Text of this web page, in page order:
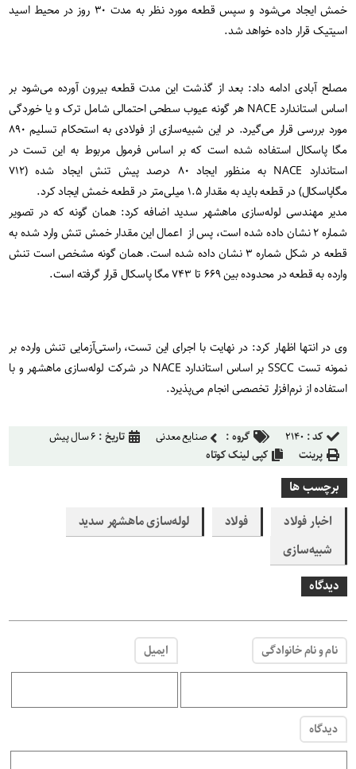
خمش ایجاد می‌شود و سپس قطعه مورد نظر به مدت ۳۰ روز در محیط اسید
اسیتیک قرار داده خواهد شد.
مصلح آبادی ادامه داد: بعد از گذشت این مدت قطعه بیرون آورده می‌شود بر
اساس استاندارد NACE هر گونه عیوب سطحی احتمالی شامل ترک و یا خوردگی
مورد بررسی قرار می‌گیرد. در این شبیه‌سازی از فولادی به استحکام تسلیم ۸۹۰
مگا پاسکال استفاده شده است که بر اساس فرمول مربوط به این تست در
استاندارد NACE‌ به منظور ایجاد ۸۰ درصد پیش تنش ایجاد شده (۷۱۲
مگاپاسکال) در قطعه باید به مقدار ۱.۵ میلی‌متر در قطعه خمش ایجاد کرد.
مدیر مهندسی لوله‌سازی ماهشهر سدید اضافه کرد: همان گونه که در تصویر
شماره ۲ نشان داده شده است، پس از اعمال این مقدار خمش تنش وارد شده به
قطعه در شکل شماره ۳ نشان داده شده است. همان گونه مشخص است تنش
وارده به قطعه در محدوده بین ۶۶۹ تا ۷۴۳ مگا پاسکال قرار گرفته است.
وی در انتها اظهار کرد: در نهایت با اجرای این تست، راستی‌آزمایی تنش وارده بر
نمونه تست SSCC بر اساس استاندارد NACE در شرکت لوله‌سازی ماهشهر و با
استفاده از نرم‌افزار تخصصی انجام می‌پذیرد.
کد : ۲۱۴۰ گروه : صنایع معدنی تاریخ : ۶ سال پیش
پرینت
کپی لینک کوتاه
برچسب ها
اخبار فولاد
فولاد
لوله‌سازی ماهشهر سدید
شبیه‌سازی
دیدگاه
نام و نام خانوادگی ایمیل
دیدگاه